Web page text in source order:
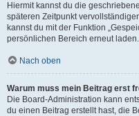
Hiermit kannst du die
späteren Zeitpunkt
kannst du mit der Funktion
persönlichen Bereich erneut laden.
Nach oben
Warum muss mein Beitrag erst
Die Board-Administration kann
du einen Beitrag erstellt hast, die